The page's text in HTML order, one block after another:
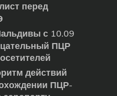
перед
с 10.09
ПЦР
действий
ПЦР-